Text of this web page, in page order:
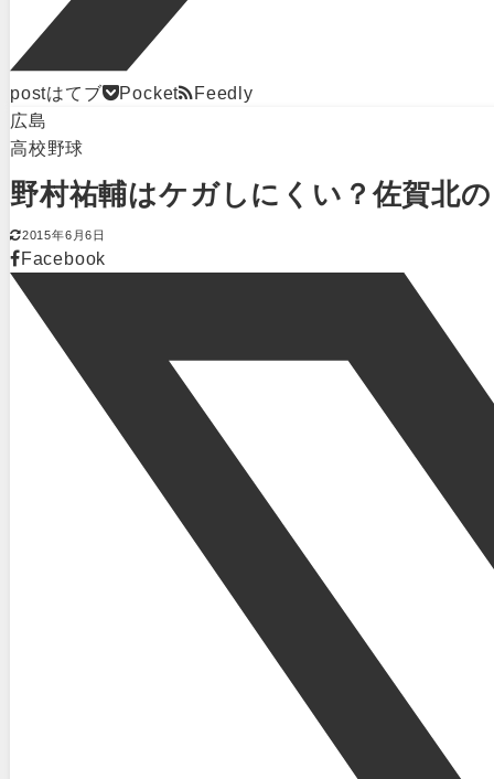
postはてブ Pocket
Feedly
広島
高校野球
野村祐輔はケガしにくい？佐賀北
2015年6月6日
Facebook